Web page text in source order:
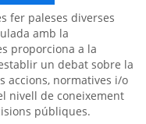
fer paleses diverses
amb la
proporciona a la
un debat sobre la
accions, normatives i/o
nivell de coneixement
públiques.